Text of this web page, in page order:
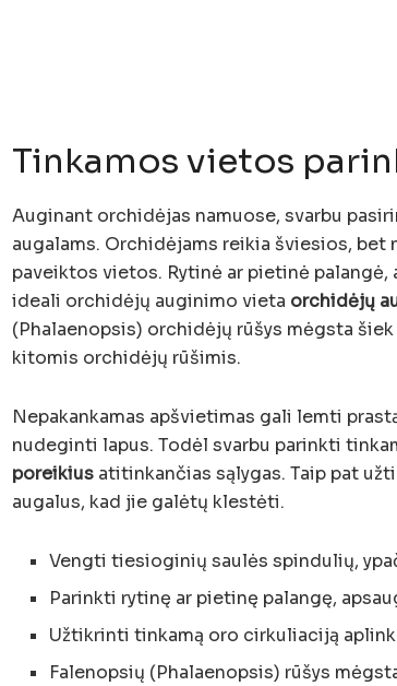
Tinkamos vietos
Auginant orchidėjas namuose, svarbu
augalams. Orchidėjams reikia šviesios,
paveiktos vietos. Rytinė ar pietinė palangė,
ideali orchidėjų auginimo vieta orchidėjų
(Phalaenopsis) orchidėjų rūšys mėgsta
kitomis orchidėjų rūšimis.
Nepakankamas apšvietimas gali lemti
nudeginti lapus. Todėl svarbu parinkti
poreikius atitinkančias sąlygas. Taip pat
augalus, kad jie galėtų klestėti.
Vengti tiesioginių saulės spindulių,
Parinkti rytinę ar pietinę palangę,
Užtikrinti tinkamą oro cirkuliaciją
Falenopsių (Phalaenopsis) rūšys